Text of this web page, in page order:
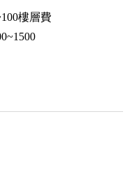
樓層費